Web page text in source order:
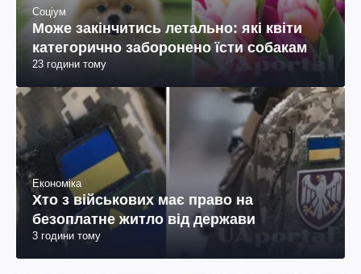
Соціум
Може закінчитись летально: які квіти
категорично заборонено їсти собакам
23 години тому
Економіка
Хто з військових має право на
безоплатне житло від держави
3 години тому